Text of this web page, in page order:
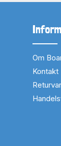
Om
Kontakt